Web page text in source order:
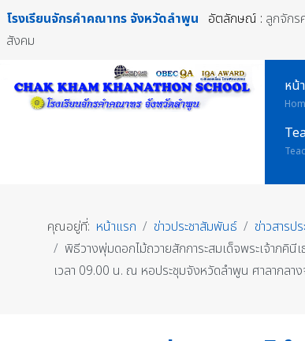
โรงเรียนจักรคำคณาทร จังหวัดลำพูน อัตลักษณ์ : ลูกจักร
สังคม
หน้
คุณอยู่ที่: หน้าแรก ข่าวประชาสัมพันธ์
ข่าวสารป
พิธีวางพุ่มดอกไม้ถวายสักการะสมเด็จพระเจ้าภ
เวลา 09.00 น. ณ หอประชุมจังหวัดลำพูน ศาลากลา